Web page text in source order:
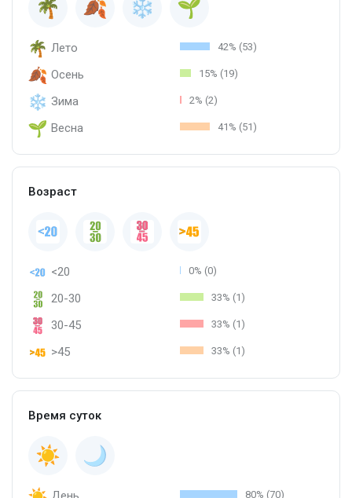
Лето 42% (53)
Осень 15% (19)
Зима 2% (2)
Весна 41% (51)
Возраст
<20 0% (0)
20-30 33% (1)
30-45 33% (1)
>45 33% (1)
Время суток
80% (70)